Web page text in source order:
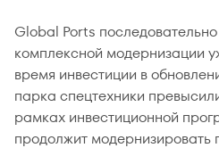
Global Ports
комплексной модернизации
время инвестиции в
парка спецтехники
рамках инвестиционной
продолжит